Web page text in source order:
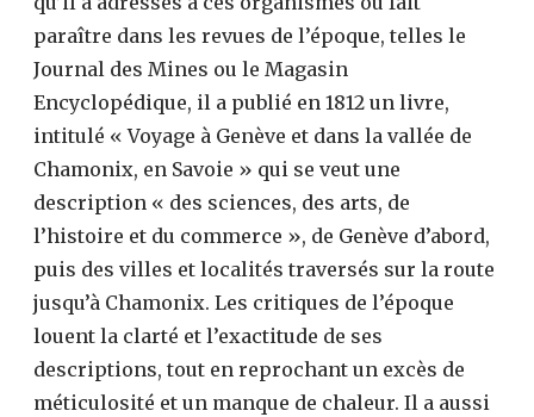
paraître dans les revues de l’époque, telles le
Journal des Mines ou le Magasin
Encyclopédique, il a publié en 1812 un livre,
intitulé « Voyage à Genève et dans la vallée de
Chamonix, en Savoie » qui se veut une
description « des sciences, des arts, de
l’histoire et du commerce », de Genève d’abord,
puis des villes et localités traversés sur la route
jusqu’à Chamonix. Les critiques de l’époque
louent la clarté et l’exactitude de ses
descriptions, tout en reprochant un excès de
méticulosité et un manque de chaleur. Il a aussi